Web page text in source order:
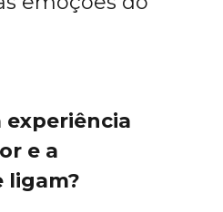
experiência
e a
ligam?